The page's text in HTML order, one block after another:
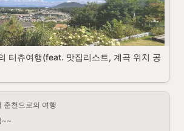
티츄여행(feat. 맛집리스트, 계곡 위치 공
춘천으로의 여행
~~